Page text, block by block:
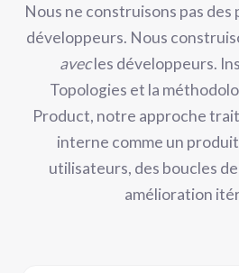
Nous ne construisons pas
développeurs. Nous
avecles développeurs.
Topologies et la
Product, notre approche
interne comme un
utilisateurs, des boucles
amélioration